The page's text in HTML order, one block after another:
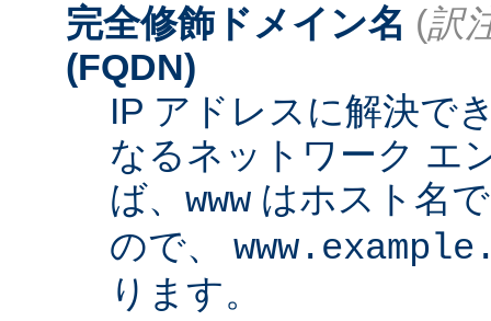
完全修飾ドメイン名 (訳
(FQDN)
IP アドレスに解決で
なるネットワーク エ
ば、 www はホスト名
ので、
ります。